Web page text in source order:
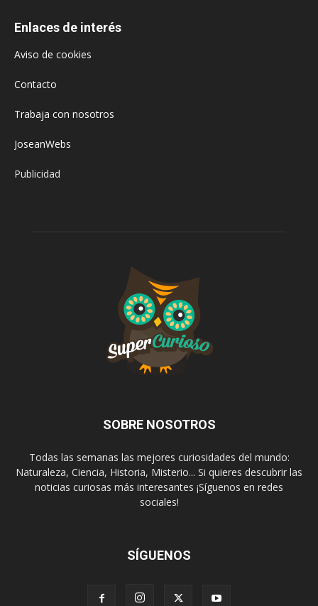
Enlaces de interés
Aviso de cookies
Contacto
Trabaja con nosotros
JoseanWebs
Publicidad
SOBRE NOSOTROS
Todas las semanas las mejores curiosidades del mundo:
Naturaleza, Ciencia, Historia, Misterio... Si quieres descubrir las
noticias curiosas más interesantes ¡Síguenos en redes
sociales!
SÍGUENOS